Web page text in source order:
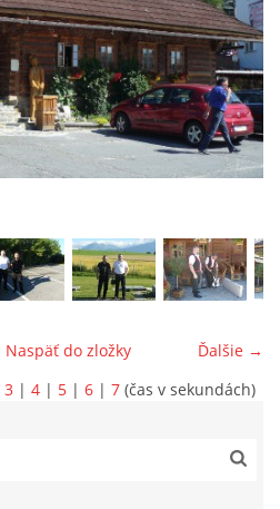
Ďalšie →
Naspäť do zložky
3 | 4 | 5 | 6 | 7 (čas v sekundách)